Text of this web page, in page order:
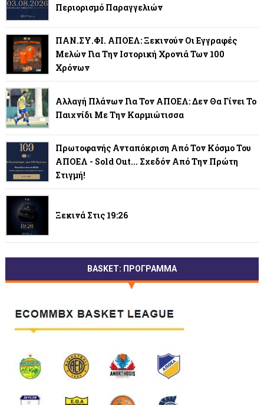
Περιορισμό Παραγγελιών
ΠΑΝ.ΣΥ.ΦΙ. ΑΠΟΕΛ: Ξεκινούν Οι Εγγραφές
Μελών Για Την Ιστορική Χρονιά Των 100
Χρόνων
Αλλαγή Πλάνων Για Τον ΑΠΟΕΛ: Δεν Θα Γίνει Το
Παιχνίδι Με Την Καρμιώτισσα
Πρωτοφανής Ανταπόκριση Από Τον Κόσμο Του
ΑΠΟΕΛ - Sold Out... Σχεδόν Από Την Πρώτη
Στιγμή!
Ξεκινά Στις 19:26
BASKET: ΠΡΟΓΡΑΜΜΑ